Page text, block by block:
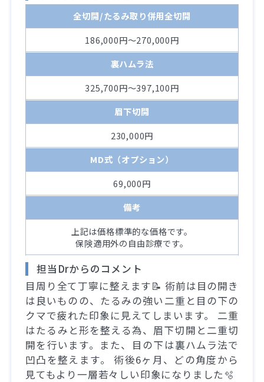
全切開/たるみ取り併用全切開
186,000円～270,000円
裏ハムラ法
325,700円～397,100円
眉下切開
230,000円
MD式（オプション）
69,000円
備考
上記は価格標準的な価格です。
保険適用外の自由診療です。
担当Drからのコメント
目周り全て丁寧に整えます📝 術前は目の開き
は良いものの、たるみの強い二重と目の下の
クマで疲れた印象に見えてしまいます。 二重
はたるみと形を整える為、眉下切開と二重切
開を行います。また、目の下は裏ハムラ法で
凹凸を整えます。 術後6ヶ月、どの角度から
見てもより一層若々しい印象になりました🫧